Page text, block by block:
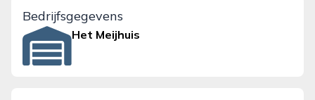
Bedrijfsgegevens
Het Meijhuis